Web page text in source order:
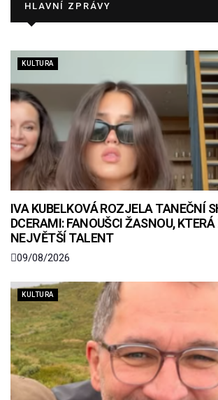
HLAVNÍ ZPRÁVY
KULTURA
IVA KUBELKOVÁ ROZJELA TANEČNÍ
DCERAMI: FANOUŠCI ŽASNOU,
NEJVĚTŠÍ TALENT
09/08/2026
KULTURA